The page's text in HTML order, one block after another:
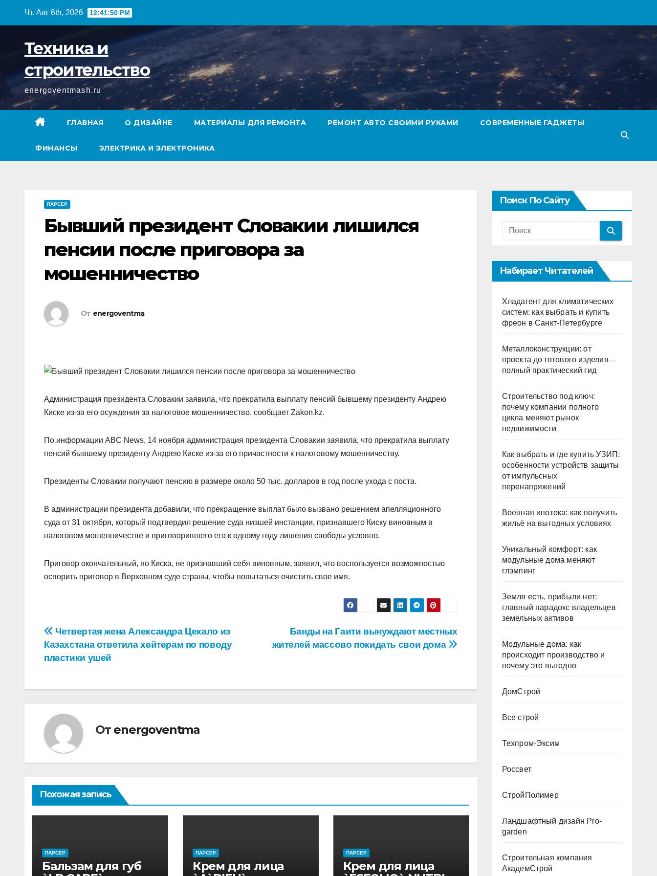
Чт. Авг 6th, 2026 12:41:51 PM
Техника и
строительство
energoventmash.ru
ГЛАВНАЯ О ДИЗАЙНЕ МАТЕРИАЛЫ ДЛЯ РЕМОНТА РЕМОНТ АВТО СВОИМИ РУКАМИ СОВРЕМЕННЫЕ ГАДЖЕТЫ
ФИНАНСЫ ЭЛЕКТРИКА И ЭЛЕКТРОНИКА
ПАРСЕР
Бывший президент Словакии лишился
пенсии после приговора за
мошенничество
От energoventma
Администрация президента Словакии заявила, что прекратила выплату пенсий бывшему президенту Андрею
Киске из-за его осуждения за налоговое мошенничество, сообщает Zakon.kz.
По информации ABC News, 14 ноября администрация президента Словакии заявила, что прекратила выплату
пенсий бывшему президенту Андрею Киске из-за его причастности к налоговому мошенничеству.
Президенты Словакии получают пенсию в размере около 50 тыс. долларов в год после ухода с поста.
В администрации президента добавили, что прекращение выплат было вызвано решением апелляционного
суда от 31 октября, который подтвердил решение суда низшей инстанции, признавшего Киску виновным в
налоговом мошенничестве и приговорившего его к одному году лишения свободы условно.
Приговор окончательный, но Киска, не признавший себя виновным, заявил, что воспользуется возможностью
оспорить приговор в Верховном суде страны, чтобы попытаться очистить свое имя.
Навигация
по
Банды на Гаити вынуждают местных
жителей массово покидать свои дома
Четвертая жена Александра Цекало из
Казахстана ответила хейтерам по поводу
пластики ушей
От energoventma
Похожая запись
ПАРСЕР
Бальзам для губ
ПАРСЕР
Крем для лица
ПАРСЕР
Крем для лица
Поиск По Сайту
Набирает Читателей
Хладагент для климатических
систем: как выбрать и купить
фреон в Санкт-Петербурге
Металлоконструкции: от
проекта до готового изделия –
полный практический гид
Строительство под ключ:
почему компании полного
цикла меняют рынок
недвижимости
Как выбрать и где купить УЗИП:
особенности устройств защиты
от импульсных
перенапряжений
Военная ипотека: как получить
жильё на выгодных условиях
Уникальный комфорт: как
модульные дома меняют
глэмпинг
Земля есть, прибыли нет:
главный парадокс владельцев
земельных активов
Модульные дома: как
происходит производство и
почему это выгодно
ДомСтрой
Все строй
Техпром-Эксим
Россвет
СтройПолимер
Ландшафтный дизайн Pro-
garden
Строительная компания
АкадемСтрой